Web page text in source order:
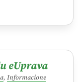
eUprava
, Informacione